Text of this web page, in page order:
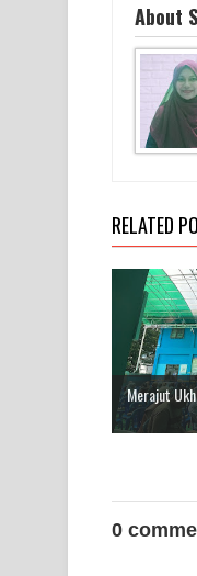
About
RELATED
Merajut
0